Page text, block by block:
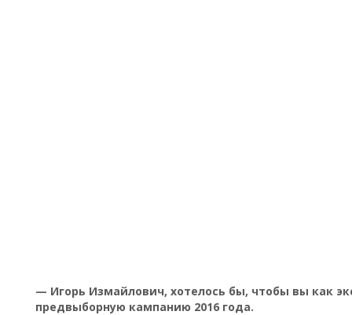
— Игорь Измайлович, хотелось бы, чтобы вы как
предвыборную кампанию 2016 года.